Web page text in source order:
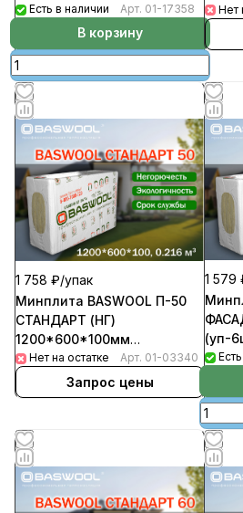
(32уп/пал)
Есть в наличии Арт. 01-17358
В корзину
(уп-
Нет
1 758 ₽/упак
Минплита BASWOOL П-50
СТАНДАРТ (НГ)
1200*600*100мм
(уп-6шт/4,32кв.м/0,432куб.м)
(16уп/пал)
Нет на остатке Арт. 01-03340
Запрос цены
1 579
(уп-